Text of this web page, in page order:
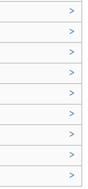
>
>
>
>
>
>
>
>
>